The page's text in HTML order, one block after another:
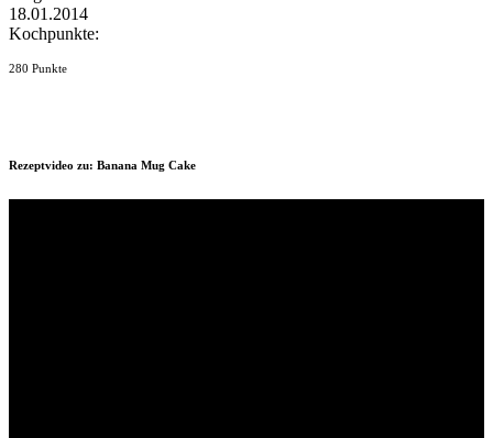
18.01.2014
Kochpunkte:
280 Punkte
Rezeptvideo zu: Banana Mug Cake